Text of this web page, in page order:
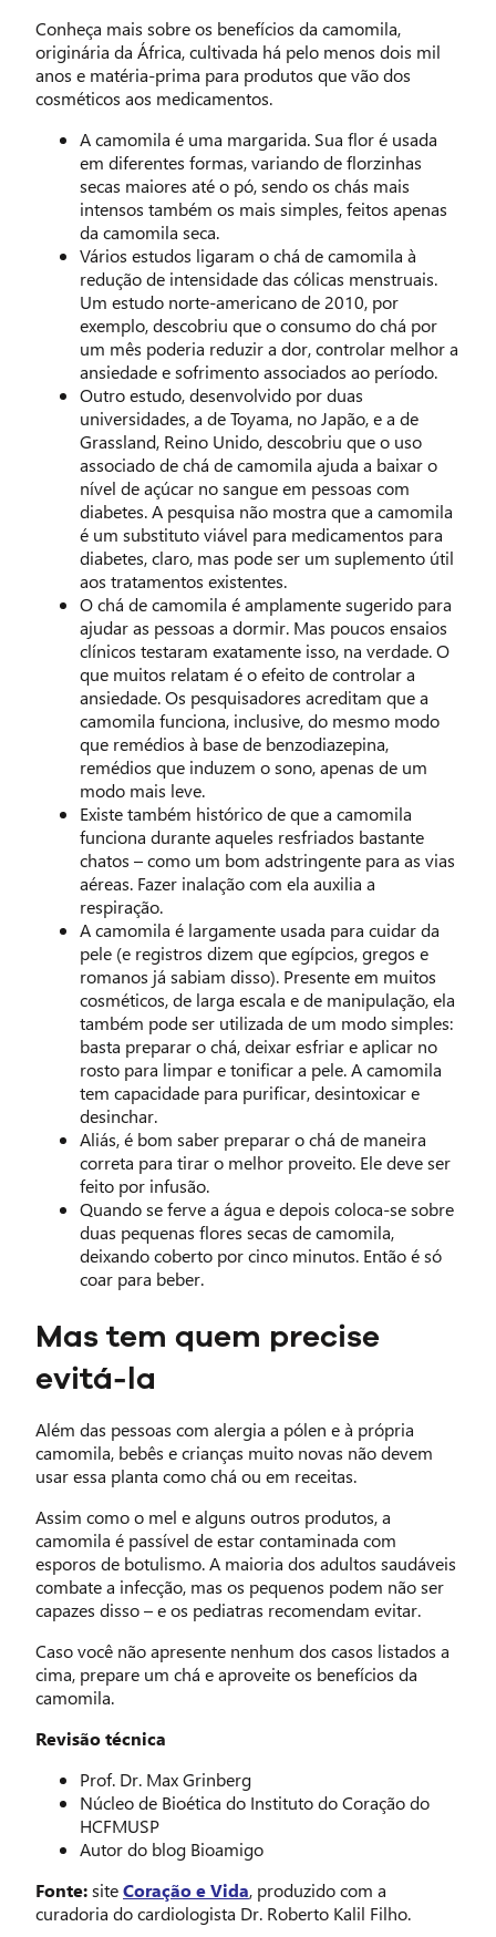
Conheça mais sobre os benefícios da camomila,
originária da África, cultivada há pelo menos dois mil
anos e matéria-prima para produtos que vão dos
cosméticos aos medicamentos.
A camomila é uma margarida. Sua flor é usada
em diferentes formas, variando de florzinhas
secas maiores até o pó, sendo os chás mais
intensos também os mais simples, feitos apenas
da camomila seca.
Vários estudos ligaram o chá de camomila à
redução de intensidade das cólicas menstruais.
Um estudo norte-americano de 2010, por
exemplo, descobriu que o consumo do chá por
um mês poderia reduzir a dor, controlar melhor a
ansiedade e sofrimento associados ao período.
Outro estudo, desenvolvido por duas
universidades, a de Toyama, no Japão, e a de
Grassland, Reino Unido, descobriu que o uso
associado de chá de camomila ajuda a baixar o
nível de açúcar no sangue em pessoas com
diabetes. A pesquisa não mostra que a camomila
é um substituto viável para medicamentos para
diabetes, claro, mas pode ser um suplemento útil
aos tratamentos existentes.
O chá de camomila é amplamente sugerido para
ajudar as pessoas a dormir. Mas poucos ensaios
clínicos testaram exatamente isso, na verdade. O
que muitos relatam é o efeito de controlar a
ansiedade. Os pesquisadores acreditam que a
camomila funciona, inclusive, do mesmo modo
que remédios à base de benzodiazepina,
remédios que induzem o sono, apenas de um
modo mais leve.
Existe também histórico de que a camomila
funciona durante aqueles resfriados bastante
chatos – como um bom adstringente para as vias
aéreas. Fazer inalação com ela auxilia a
respiração.
A camomila é largamente usada para cuidar da
pele (e registros dizem que egípcios, gregos e
romanos já sabiam disso). Presente em muitos
cosméticos, de larga escala e de manipulação, ela
também pode ser utilizada de um modo simples:
basta preparar o chá, deixar esfriar e aplicar no
rosto para limpar e tonificar a pele. A camomila
tem capacidade para purificar, desintoxicar e
desinchar.
Aliás, é bom saber preparar o chá de maneira
correta para tirar o melhor proveito. Ele deve ser
feito por infusão.
Quando se ferve a água e depois coloca-se sobre
duas pequenas flores secas de camomila,
deixando coberto por cinco minutos. Então é só
coar para beber.
Mas tem quem precise
evitá-la
Além das pessoas com alergia a pólen e à própria
camomila, bebês e crianças muito novas não devem
usar essa planta como chá ou em receitas.
Assim como o mel e alguns outros produtos, a
camomila é passível de estar contaminada com
esporos de botulismo. A maioria dos adultos saudáveis
combate a infecção, mas os pequenos podem não ser
capazes disso – e os pediatras recomendam evitar.
Caso você não apresente nenhum dos casos listados a
cima, prepare um chá e aproveite os benefícios da
camomila.
Revisão técnica
Prof. Dr. Max Grinberg
Núcleo de Bioética do Instituto do Coração do
HCFMUSP
Autor do blog Bioamigo
Fonte:siteCoração e Vida, produzido com a
curadoria do cardiologista Dr. Roberto Kalil Filho.